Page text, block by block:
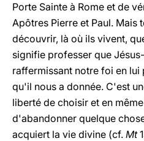
Porte Sainte à Rome et de
Apôtres Pierre et Paul. Mais
découvrir, là où ils vivent,
signifie professer que
raffermissant notre foi en
qu'il nous a donnée. C'est
liberté de choisir et en
d'abandonner quelque
acquiert la vie divine (cf. Mt